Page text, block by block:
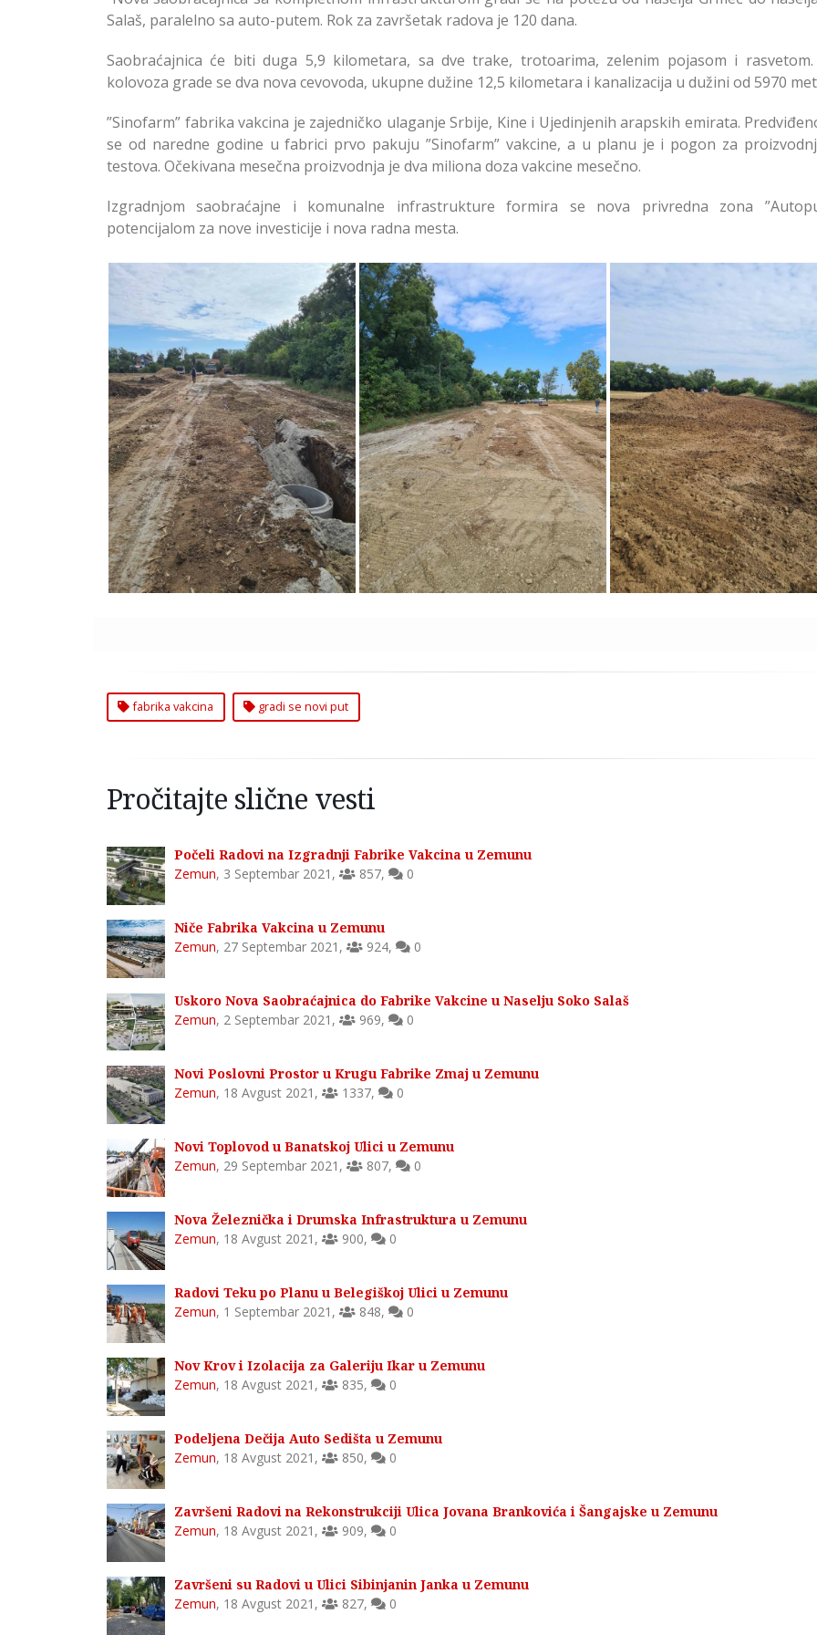
Salaš, paralelno sa auto-putem. Rok za završetak radova je 120 dana.
Saobraćajnica će biti duga 5,9 kilometara, sa dve trake, trotoarima, zelenim pojasom i
kolovoza grade se dva nova cevovoda, ukupne dužine 12,5 kilometara i kanalizacija u dužini od 5970
”Sinofarm” fabrika vakcina je zajedničko ulaganje Srbije, Kine i Ujedinjenih arapskih emirata.
se od naredne godine u fabrici prvo pakuju ”Sinofarm” vakcine, a u planu je i pogon za
testova. Očekivana mesečna proizvodnja je dva miliona doza vakcine mesečno.
Izgradnjom saobraćajne i komunalne infrastrukture formira se nova privredna zona
potencijalom za nove investicije i nova radna mesta.
Gradi se Novi Put za Fabriku
Vakcina u Zemunu
Gradi se Novi Put za Fabriku
Vakcina Zemun
Gradi se Novi Put za
Vakcina
fabrika vakcina gradi se novi put
Pročitajte slične vesti
Počeli Radovi na Izgradnji Fabrike Vakcina u Zemunu
Zemun, 3 Septembar 2021 , 857, 0
Niče Fabrika Vakcina u Zemunu
Zemun, 27 Septembar 2021 , 924, 0
Uskoro Nova Saobraćajnica do Fabrike Vakcine u Naselju Soko Salaš
Zemun, 2 Septembar 2021 , 969, 0
Novi Poslovni Prostor u Krugu Fabrike Zmaj u Zemunu
Zemun, 18 Avgust 2021 , 1337, 0
Novi Toplovod u Banatskoj Ulici u Zemunu
Zemun, 29 Septembar 2021 , 807, 0
Nova Železnička i Drumska Infrastruktura u Zemunu
Zemun, 18 Avgust 2021 , 900, 0
Radovi Teku po Planu u Belegiškoj Ulici u Zemunu
Zemun, 1 Septembar 2021 , 848, 0
Nov Krov i Izolacija za Galeriju Ikar u Zemunu
Zemun, 18 Avgust 2021 , 835, 0
Podeljena Dečija Auto Sedišta u Zemunu
Zemun, 18 Avgust 2021 , 850, 0
Završeni Radovi na Rekonstrukciji Ulica Jovana Brankovića i Šangajske u Zemunu
Zemun, 18 Avgust 2021 , 909, 0
Završeni su Radovi u Ulici Sibinjanin Janka u Zemunu
Zemun, 18 Avgust 2021 , 827, 0